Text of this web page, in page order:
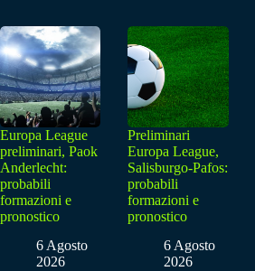
Europa League
preliminari, Paok
Anderlecht:
probabili
formazioni e
pronostico
6 Agosto
2026
Preliminari
Europa League,
Salisburgo-Pafos:
probabili
formazioni e
pronostico
6 Agosto
2026